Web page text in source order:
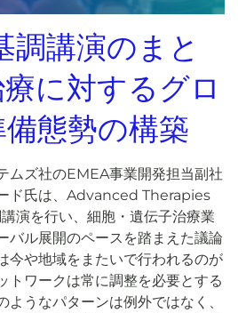
調講演のまと
に対するグロ
態勢の構築
ムズ社のEMEA事業開発担当副社
ド氏は、Advanced Therapies
演を行い、細胞・遺伝子治療業
バル展開のペースを踏まえた議論
今や地域をまたいで行われるのが
トワークは常に調整を必要とする
うなパターンは例外ではなく、